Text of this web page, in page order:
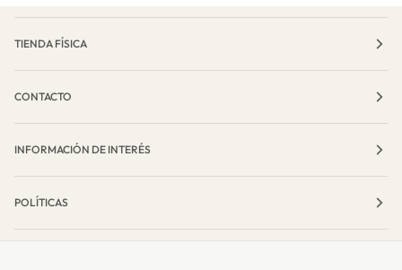
TIENDA FÍSICA
CONTACTO
INFORMACIÓN DE INTERÉS
POLÍTICAS